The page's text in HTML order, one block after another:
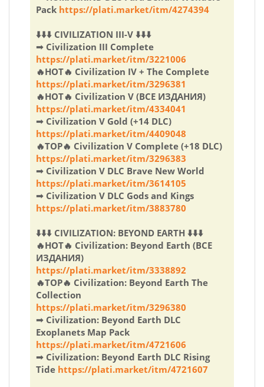
Pack https://plati.market/itm/4274394
⬇️⬇️⬇️ CIVILIZATION III-V ⬇️⬇️⬇️
➟ Civilization III Complete
https://plati.market/itm/3221006
🔥HOT🔥 Civilization IV + The Complete
https://plati.market/itm/3296381
🔥HOT🔥 Civilization V (ВСЕ ИЗДАНИЯ)
https://plati.market/itm/4334041
➟ Civilization V Gold (+14 DLC)
https://plati.market/itm/4409048
🔥TOP🔥 Civilization V Complete (+18 DLC)
https://plati.market/itm/3296383
➟ Civilization V DLC Brave New World
https://plati.market/itm/3614105
➟ Civilization V DLC Gods and Kings
https://plati.market/itm/3883780
⬇️⬇️⬇️ CIVILIZATION: BEYOND EARTH ⬇️⬇️⬇️
🔥HOT🔥 Civilization: Beyond Earth (ВСЕ
ИЗДАНИЯ)
https://plati.market/itm/3338892
🔥TOP🔥 Civilization: Beyond Earth The
Collection
https://plati.market/itm/3296380
➟ Civilization: Beyond Earth DLC
Exoplanets Map Pack
https://plati.market/itm/4721606
➟ Civilization: Beyond Earth DLC Rising
Tide https://plati.market/itm/4721607